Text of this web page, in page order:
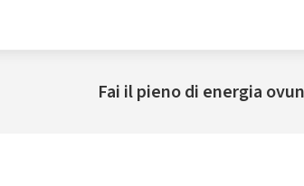
Fai il pieno di energia